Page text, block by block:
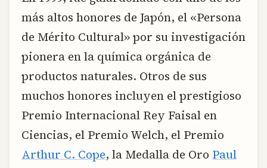
más altos honores de Japón, el «Persona
de Mérito Cultural» por su investigación
pionera en la química orgánica de
productos naturales. Otros de sus
muchos honores incluyen el prestigioso
Premio Internacional Rey Faisal en
Ciencias, el Premio Welch, el Premio
Arthur C. Cope, la Medalla de Oro Paul